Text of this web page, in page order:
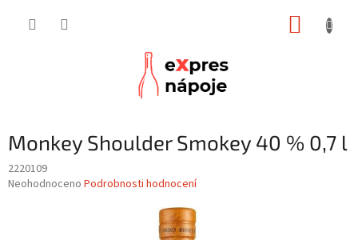
Monkey Shoulder Smokey 40 % 0,7 l
2220109
Průměrné
Neohodnoceno Podrobnosti hodnocení